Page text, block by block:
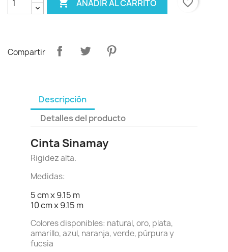
 AÑADIR AL CARRITO favorite_border
Compartir
Descripción
Detalles del producto
Cinta Sinamay
Rigidez alta.
Medidas:
5 cm x 9.15 m
10 cm x 9.15 m
Colores disponibles: natural, oro, plata,
amarillo, azul, naranja, verde, púrpura y
fucsia